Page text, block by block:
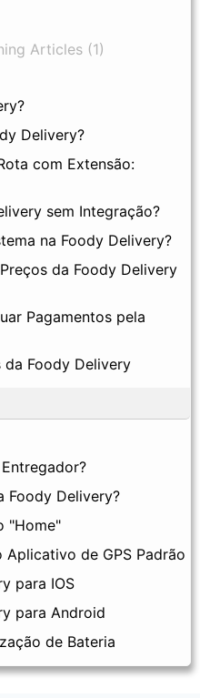
Articles (1)
Delivery?
com Extensão:
sem Integração?
na Foody Delivery?
da Foody Delivery
Pagamentos pela
Foody Delivery
Foody Delivery?
"Home"
de GPS Padrão
para IOS
para Android
de Bateria